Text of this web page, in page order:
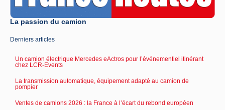
La passion du camion
Derniers articles
Un camion électrique Mercedes eActros pour l’événementiel itinérant
chez LCR-Events
La transmission automatique, équipement adapté au camion de
pompier
Ventes de camions 2026 : la France à l’écart du rebond européen